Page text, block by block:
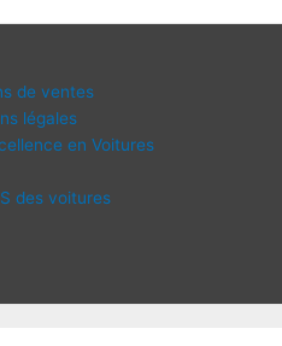
de ventes
légales
en Voitures
des voitures